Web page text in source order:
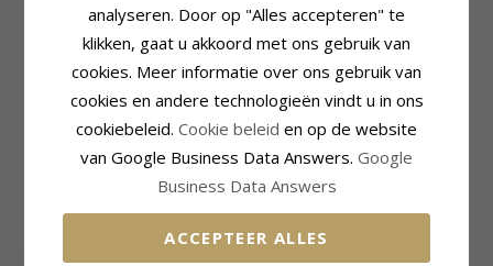
Bestelde Artikel -
Diamant Ring
Edelmetaal:Witgoud
Oppervlak: Glanzend
Slijpsel:Briljantgeslepen
Steen: Diamant
Diamant Kleur:
Diamant Helderheid:Si
Caraat: 0,33
Zetting
MEEST POPULAIRE PRODUCTEN IN
CATEGORIE
analyseren. Door op "Alles accepteren" te
klikken, gaat u akkoord met ons gebruik van
cookies. Meer informatie over ons gebruik van
cookies en andere technologieën vindt u in ons
cookiebeleid. Cookie beleid en op de website
van Google Business Data Answers. Google
Business Data Answers
ACCEPTEER ALLES